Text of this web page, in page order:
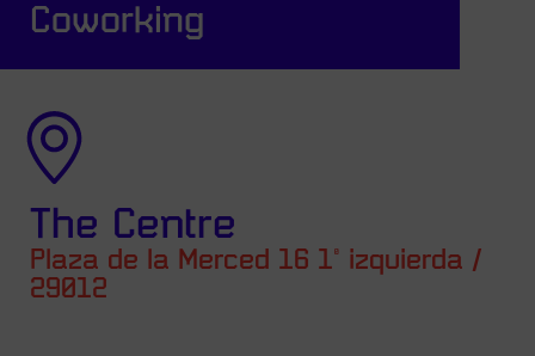
Coworking
The Centre
Plaza de la Merced 16 1º izquierda /
29012